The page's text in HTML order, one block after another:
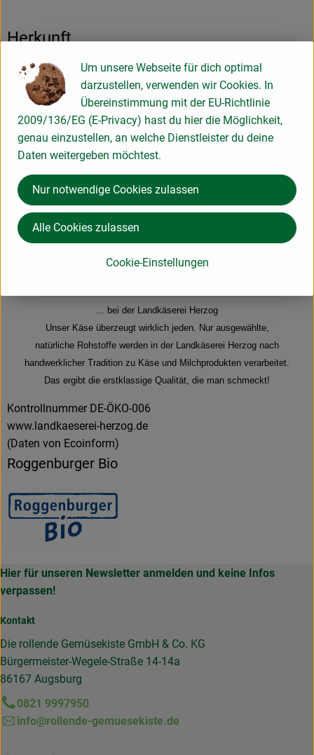
Herkunft
Hersteller: Roggenburger Bio
D-89297 Roggenburg/Schießen Deutschland
Landkäserei Herzog GmbH
D 89297 Schießen
... bei der Landkäserei Herzog
Unser Käse überzeugt wirklich jeden. Nur ausgewählte,
natürliche Rohstoffe werden in der Landkäserei Herzog nach
handwerklicher Tradition zu Käse und Milchprodukten verarbeitet.
Das ergibt die erstklassige Qualität, die man schmeckt!
Kontrollnummer DE-ÖKO-006
www.landkaeserei-herzog.de
(Daten von Ecoinform)
Roggenburger Bio
Hier für unseren Newsletter anmelden und keine Infos
verpassen!
Kontakt
Die rollende Gemüsekiste GmbH & Co. KG
Bürgermeister-Wegele-Straße 14-14a
86167 Augsburg
0821 9997950
info@rollende-gemuesekiste.de
Um unsere Webseite für dich optimal
darzustellen, verwenden wir Cookies. In
Übereinstimmung mit der EU-Richtlinie
2009/136/EG (E-Privacy) hast du hier die Möglichkeit,
genau einzustellen, an welche Dienstleister du deine
Daten weitergeben möchtest.
Cookie-Einstellungen
Nur notwendige Cookies zulassen
Alle Cookies zulassen